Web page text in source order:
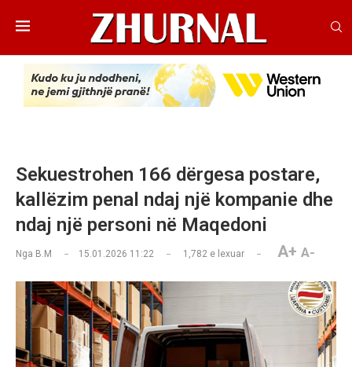
Sekuestrohen 166 dërgesa postare,
kallëzim penal ndaj një kompanie dhe
ndaj një personi në Maqedoni
Nga B.M 15.01.2026 11:22 1,782 e lexuar A+ A-